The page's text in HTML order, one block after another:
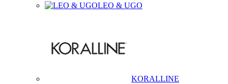
LEO & UGO
KORALLINE